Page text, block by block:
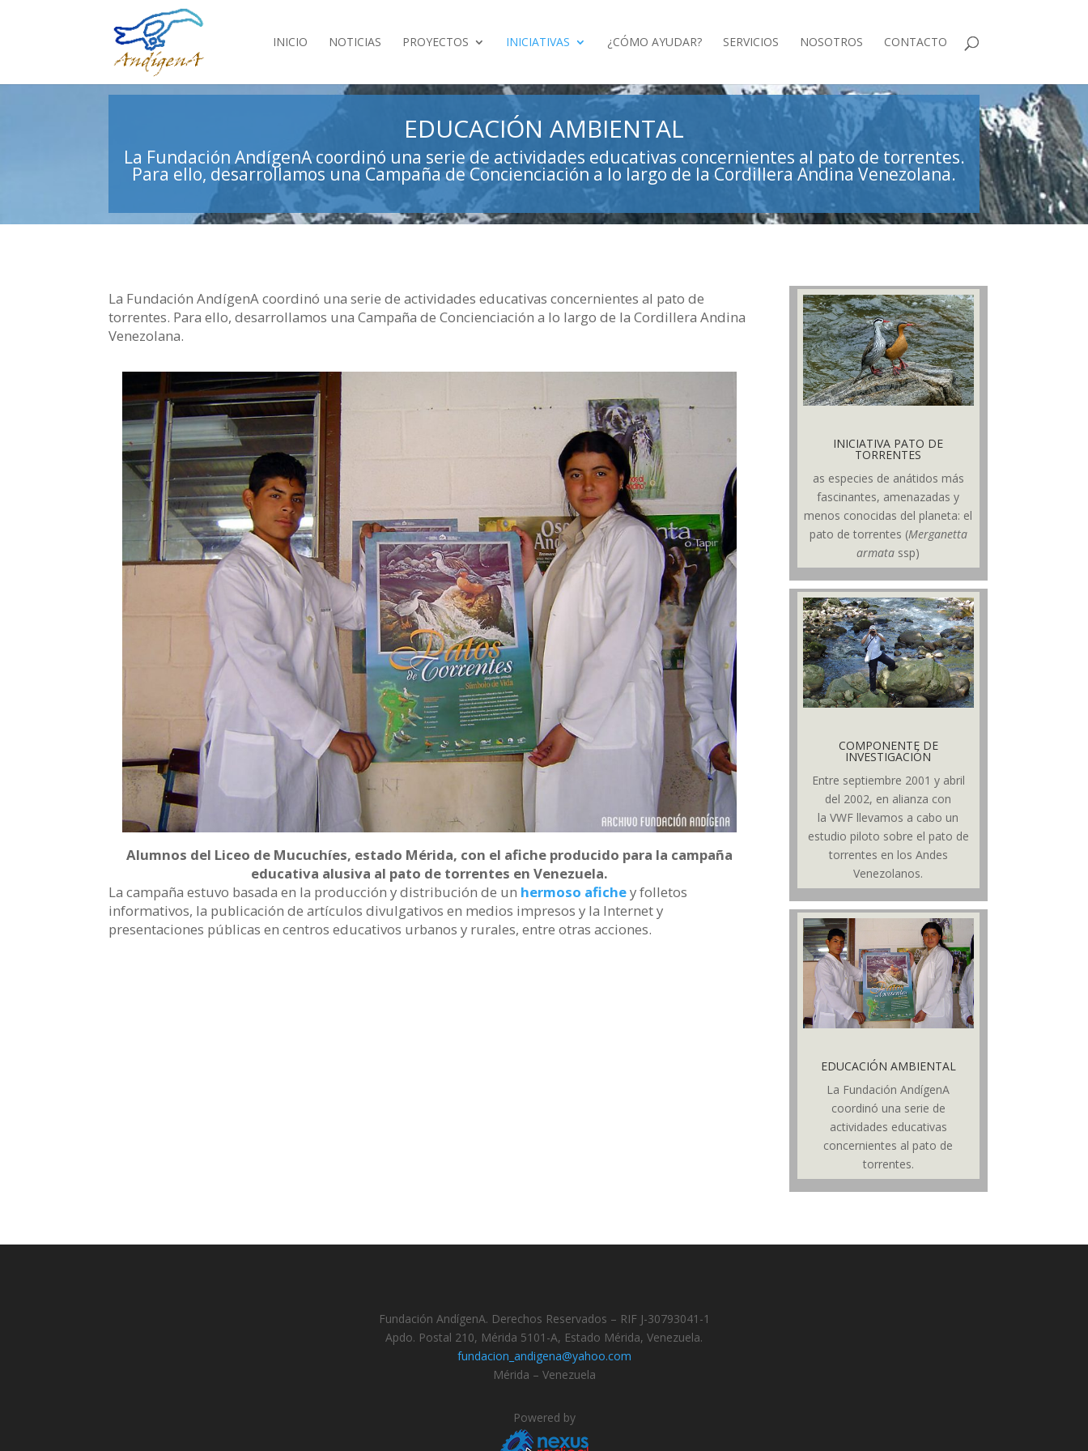
INICIO NOTICIAS PROYECTOS INICIATIVAS ¿CÓMO AYUDAR? SERVICIOS NOSOTROS CONTACTO
EDUCACIÓN AMBIENTAL
La Fundación AndígenA coordinó una serie de actividades educativas concernientes al pato de torrentes.
Para ello, desarrollamos una Campaña de Concienciación a lo largo de la Cordillera Andina Venezolana.
La Fundación AndígenA coordinó una serie de actividades educativas concernientes al pato de
torrentes. Para ello, desarrollamos una Campaña de Concienciación a lo largo de la Cordillera Andina
Venezolana.
Alumnos del Liceo de Mucuchíes, estado Mérida, con el afiche producido para la campaña
educativa alusiva al pato de torrentes en Venezuela.
La campaña estuvo basada en la producción y distribución de un hermoso afichey folletos
informativos, la publicación de artículos divulgativos en medios impresos y la Internet y
presentaciones públicas en centros educativos urbanos y rurales, entre otras acciones.
INICIATIVA PATO DE
TORRENTES
as especies de anátidos más
fascinantes, amenazadas y
menos conocidas del planeta: el
pato de torrentes (Merganetta
armata ssp)
COMPONENTE DE
INVESTIGACIÓN
Entre septiembre 2001 y abril
del 2002, en alianza con
la VWF llevamos a cabo un
estudio piloto sobre el pato de
torrentes en los Andes
Venezolanos.
EDUCACIÓN AMBIENTAL
La Fundación AndígenA
coordinó una serie de
actividades educativas
concernientes al pato de
torrentes.
Fundación AndígenA. Derechos Reservados – RIF J-30793041-1
Apdo. Postal 210, Mérida 5101-A, Estado Mérida, Venezuela.
fundacion_andigena@yahoo.com
Mérida – Venezuela
Powered by